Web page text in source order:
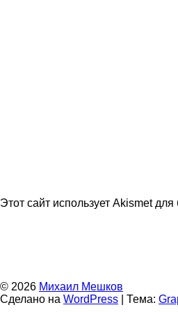
Этот сайт использует Akismet
© 2026 Михаил Мешков
Сделано на WordPress Тема: